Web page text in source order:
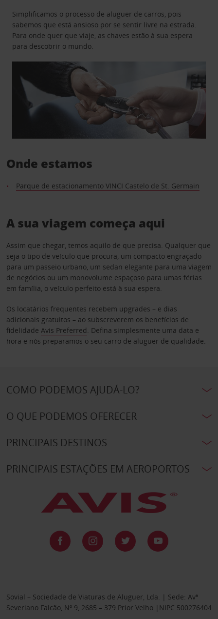
Simplificamos o processo de aluguer de carros, pois
sabemos que está ansioso por se sentir livre na estrada.
Para onde quer que viaje, as chaves estão à sua espera
para descobrir o mundo.
Onde estamos
Parque de estacionamento VINCI Castelo de St. Germain
A sua viagem começa aqui
Assim que chegar, temos aquilo de que precisa. Qualquer que
seja o tipo de veículo que procura, um compacto engraçado
para um passeio urbano, um sedan elegante para uma viagem
de negócios ou um monovolume espaçoso para umas férias
em família, o veículo perfeito está à sua espera.
Os locatários frequentes recebem upgrades – e dias
adicionais gratuitos – ao subscreverem os benefícios de
fidelidade Avis Preferred. Defina simplesmente uma data e
hora e nós preparamos o seu carro de aluguer de qualidade.
COMO PODEMOS AJUDÁ-LO?
O QUE PODEMOS OFERECER
PRINCIPAIS DESTINOS
PRINCIPAIS ESTAÇÕES EM AEROPORTOS
Sovial – Sociedade de Viaturas de Aluguer, Lda. | Sede: Avª
Severiano Falcão, Nº 9, 2685 – 379 Prior Velho |NIPC 500276404